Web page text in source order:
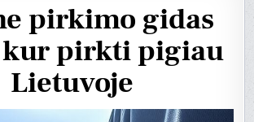
pirkimo gidas
kur pirkti pigiau
Lietuvoje